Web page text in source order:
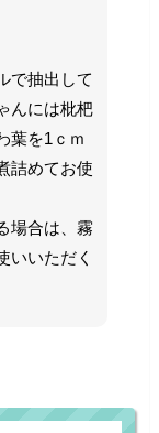
で抽出して
んには枇杷
葉を1ｃｍ
詰めてお使
場合は、霧
いいただく